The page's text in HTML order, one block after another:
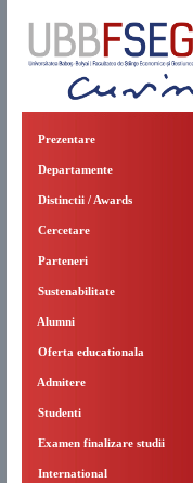
Prezentare
Departamente
Distinctii / Awards
Cercetare
Parteneri
Sustenabilitate
Alumni
Oferta educationala
Admitere
Studenti
Examen finalizare studii
International